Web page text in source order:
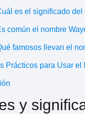
es el significado del
común el nombre
famosos llevan el
Prácticos para Usar el
y